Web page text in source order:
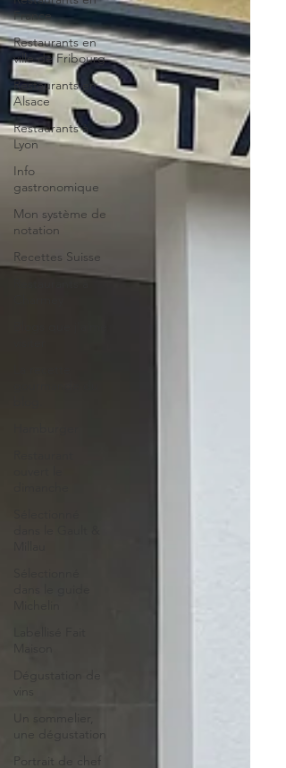
France
Restaurants en
ville de Fribourg
Restaurants en
Alsace
Restaurants à
Lyon
Info
gastronomique
Mon système de
notation
Recettes Suisse
vins
une dégustation
Portrait de chef